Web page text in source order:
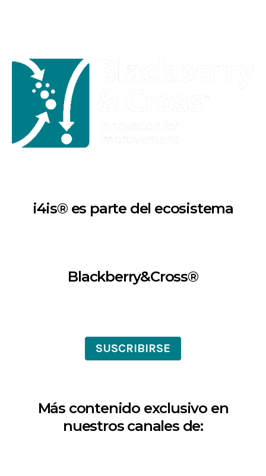
i4is® es parte del ecosistema
Blackberry&Cross®
SUSCRIBIRSE
Más contenido exclusivo en
nuestros canales de: